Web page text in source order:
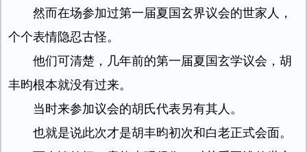
然而在场参加过第一届夏国玄界议会的世家人，
个个表情隐忍古怪。
他们可清楚，几年前的第一届夏国玄学议会，胡
丰昀根本就没有过来。
当时来参加议会的胡氏代表另有其人。
也就是说此次才是胡丰昀初次和白老正式会面。